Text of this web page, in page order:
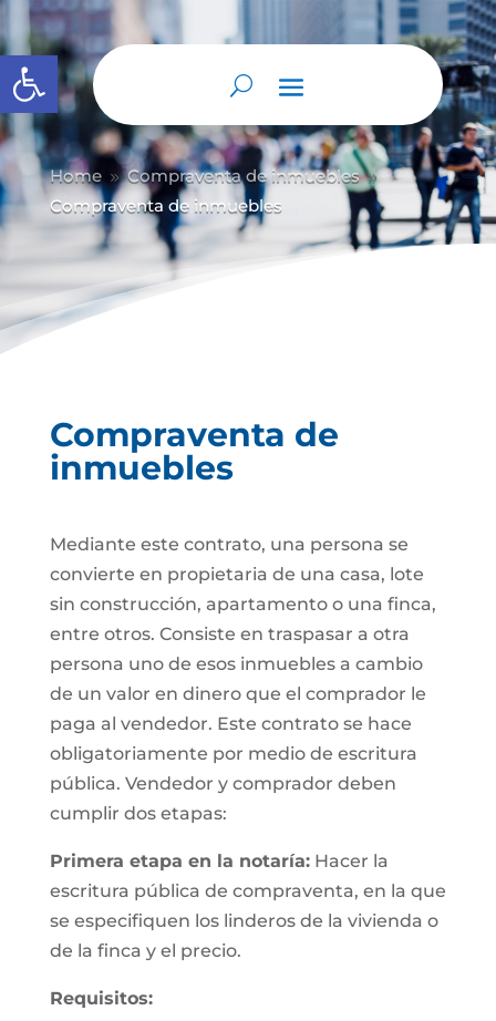
Abrir barra de herramientas
Home 9 Compraventa de inmuebles 9
Compraventa de inmuebles
Compraventa de
inmuebles
Mediante este contrato, una persona se
convierte en propietaria de una casa, lote
sin construcción, apartamento o una finca,
entre otros. Consiste en traspasar a otra
persona uno de esos inmuebles a cambio
de un valor en dinero que el comprador le
paga al vendedor. Este contrato se hace
obligatoriamente por medio de escritura
pública. Vendedor y comprador deben
cumplir dos etapas:
Primera etapa en la notaría:Hacer la
escritura pública de compraventa, en la que
se especifiquen los linderos de la vivienda o
de la finca y el precio.
Requisitos: